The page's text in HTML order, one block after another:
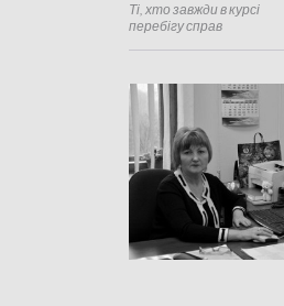
Ті, хто завжди в курсі
перебігу справ